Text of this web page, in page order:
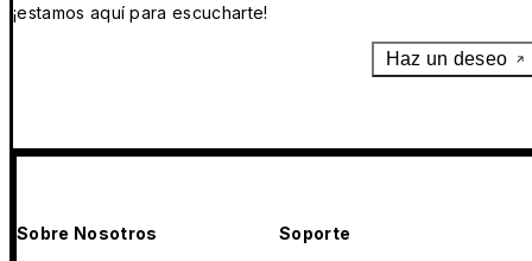
¡estamos aquí para escucharte!
Haz un deseo
Sobre Nosotros Soporte